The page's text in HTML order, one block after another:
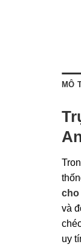
MÔ
cho
và
uy